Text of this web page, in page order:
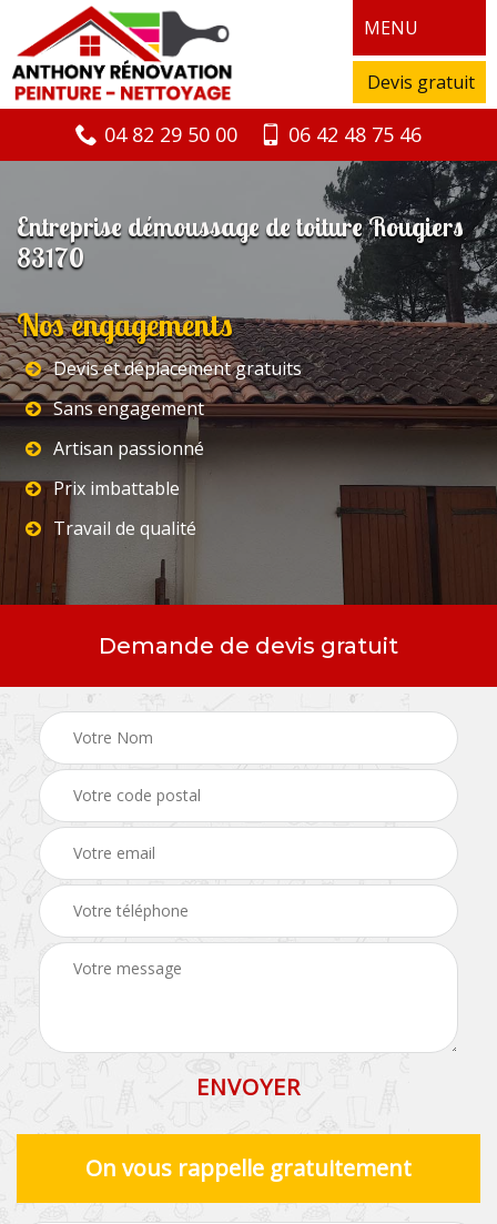
MENU
Devis gratuit
04 82 29 50 00 06 42 48 75 46
Entreprise démoussage de toiture Rougiers
83170
Nos engagements
Devis et déplacement gratuits
Sans engagement
Artisan passionné
Prix imbattable
Travail de qualité
Demande de devis gratuit
On vous rappelle gratuitement